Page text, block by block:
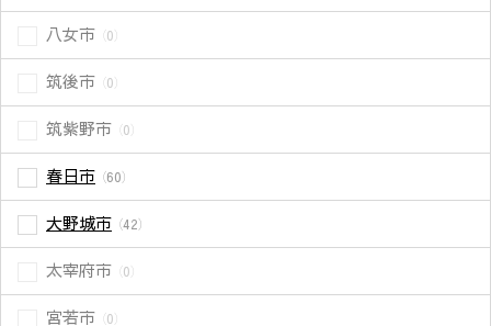
八女市 （0）
筑後市 （0）
筑紫野市 （0）
春日市 （60）
大野城市 （42）
太宰府市 （0）
宮若市 （0）